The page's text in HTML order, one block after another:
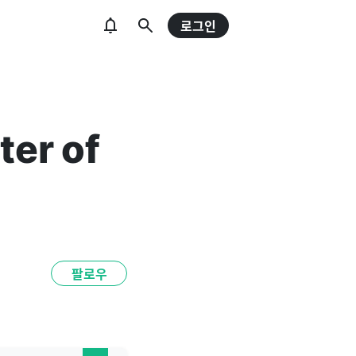
로그인
of
팔로우